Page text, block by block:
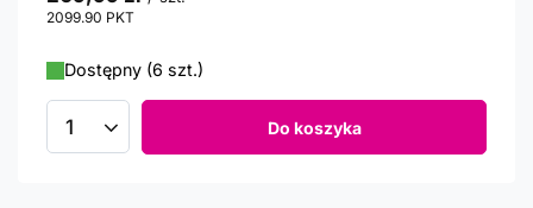
2099.90 PKT
Dostępny (6 szt.)
Ilość produktów Do koszyka